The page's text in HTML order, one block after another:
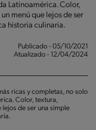
Latinoamérica. Color,
menú que lejos de ser
historia culinaria.
Publicado - 05/10/2021
Atualizado - 12/04/2024
ricas y completas, no solo
Color, textura,
de ser una simple